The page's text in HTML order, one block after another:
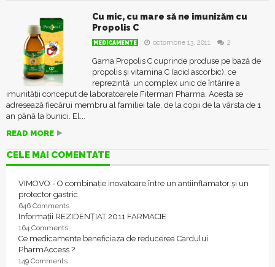
Cu mic, cu mare să ne imunizăm cu
Propolis C
MEDICAMENTE octombrie 13, 2011 2
Gama Propolis C cuprinde produse pe bază de
propolis și vitamina C (acid ascorbic), ce
reprezintă un complex unic de întărire a
imunității conceput de laboratoarele Fiterman Pharma. Acesta se
adresează fiecărui membru al familiei tale, de la copii de la vârsta de 1
an până la bunici. El...
READ MORE
CELE MAI COMENTATE
VIMOVO - O combinație inovatoare între un antiinflamator și un
protector gastric
646 Comments
Informații REZIDENȚIAT 2011 FARMACIE
164 Comments
Ce medicamente beneficiaza de reducerea Cardului
PharmAccess ?
149 Comments